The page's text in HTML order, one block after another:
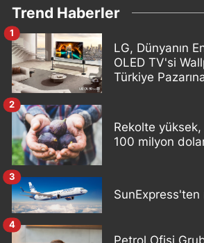
Trend Haberler
LG, Dünyanın
OLED TV'si
Türkiye
1
Rekolte
100 milyon
2
3
Petrol Ofisi
4